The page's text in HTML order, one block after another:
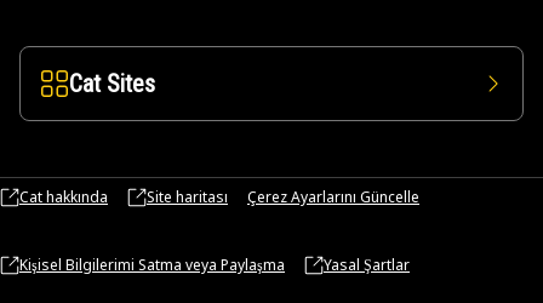
Cat Sites
Cat hakkında Site haritası Çerez Ayarlarını Güncelle
Kişisel Bilgilerimi Satma veya Paylaşma Yasal Şartlar